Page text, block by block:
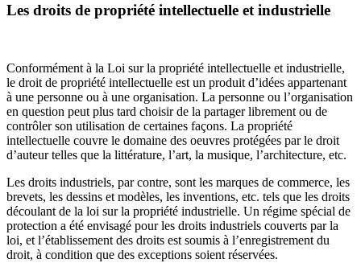
Les droits de propriété intellectuelle et industrielle
Conformément à la Loi sur la propriété intellectuelle et industrielle,
le droit de propriété intellectuelle est un produit d’idées appartenant
à une personne ou à une organisation. La personne ou l’organisation
en question peut plus tard choisir de la partager librement ou de
contrôler son utilisation de certaines façons. La propriété
intellectuelle couvre le domaine des oeuvres protégées par le droit
d’auteur telles que la littérature, l’art, la musique, l’architecture, etc.
Les droits industriels, par contre, sont les marques de commerce, les
brevets, les dessins et modèles, les inventions, etc. tels que les droits
découlant de la loi sur la propriété industrielle. Un régime spécial de
protection a été envisagé pour les droits industriels couverts par la
loi, et l’établissement des droits est soumis à l’enregistrement du
droit, à condition que des exceptions soient réservées.